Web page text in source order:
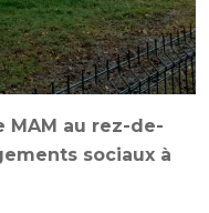
MAM au rez-de-
sociaux à